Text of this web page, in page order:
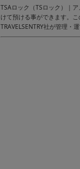
TSAロック（TSロック）｜
けて預ける事ができます。
TRAVELSENTRY社が管理・